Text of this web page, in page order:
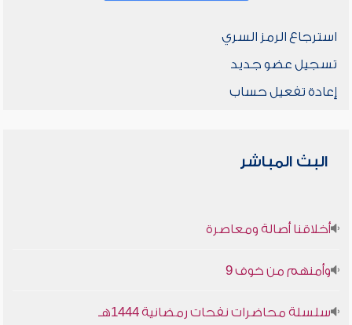
استرجاع الرمز السري
تسجيل عضو جديد
إعادة تفعيل حساب
البث المباشر
أخلاقنا أصالة ومعاصرة
وأمنهم من خوف 9
سلسلة محاضرات نفحات رمضانية 1444هـ